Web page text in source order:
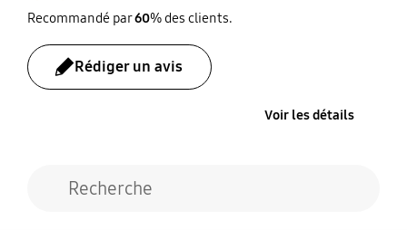
Recommandé par60% des clients.
Rédiger un avis
Voir les détails